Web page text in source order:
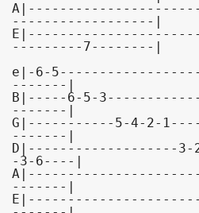
------------------|
---------7--------|
e|-6-
-------|
B|-----6-5-
-------|
G|-----------5-4-2-
-------|
D|-------------------3-
-3-6----|
-------|